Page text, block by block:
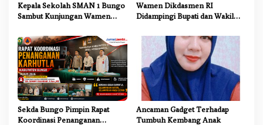
Kepala Sekolah SMAN 1 Bungo
Sambut Kunjungan Wamen
PJJ untuk Anak Putus Sekolah
Wamen Dikdasmen RI
Didampingi Bupati dan Wakil
SD Negeri 107/II Danau Buluh
Sekda Bungo Pimpin Rapat
Koordinasi Penanganan
Ancaman Gadget Terhadap
Tumbuh Kembang Anak